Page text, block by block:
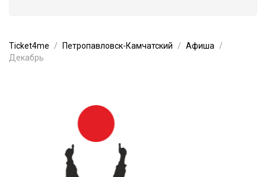
Ticket4me Петропавловск-Камчатский
Афиша
Декабрь